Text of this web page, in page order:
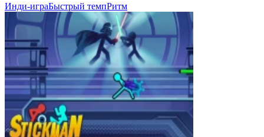
Инди-играБыстрый темпРитм